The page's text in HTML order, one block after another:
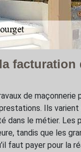
facturation
de maçonnerie
Ils varient
dans le métier. Les
tandis que les
faut payer pour la